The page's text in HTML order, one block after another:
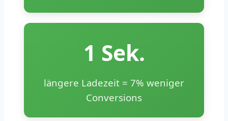
1 Sek.
längere Ladezeit = 7% weniger
Conversions